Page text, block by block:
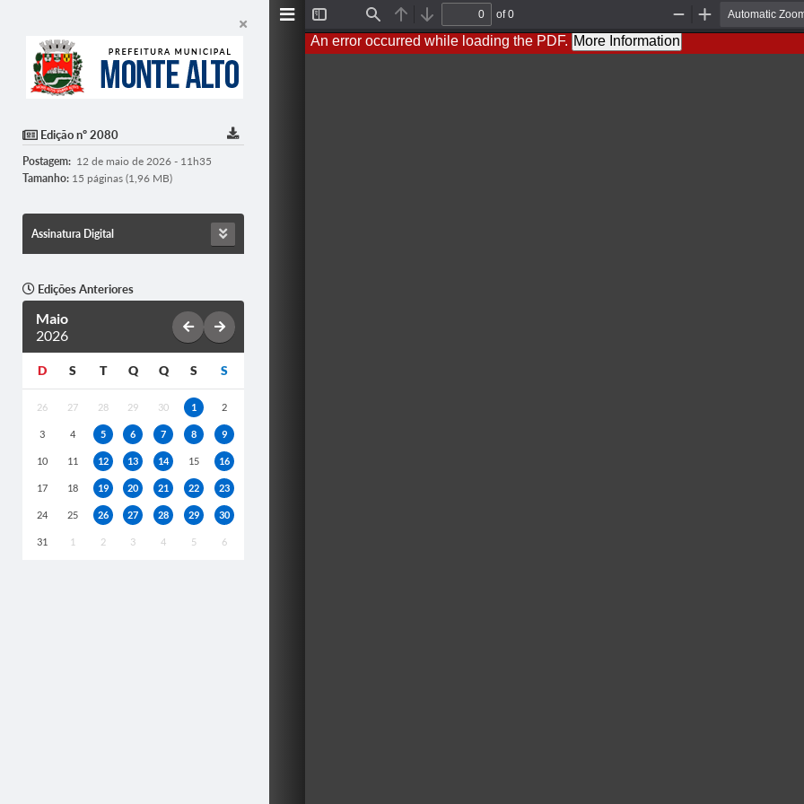
Edição nº 2080
Postagem: 12 de maio de 2026 - 11h35
Tamanho: 15 páginas (1,96 MB)
Assinatura Digital
Edições Anteriores
Maio
2026
D S T Q Q S S
26 27 28 29 30 1 2
3 4 5 6 7 8 9
10 11 12 13 14 15 16
17 18 19 20 21 22 23
24 25 26 27 28 29 30
31 1 2 3 4 5 6
Sidebar
Find Previous
Next
of 0
Out
An error occurred while loading the PDF. More Information